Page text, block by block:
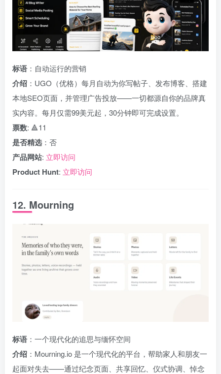
标语 ：自动运行的营销
介绍 ：UGO（优格）每月自动为你写帖子、发布博客、搭建
本地SEO页面，并管理广告投放——一切都源自你的品牌真
实内容。每月仅需99美元起，30分钟即可完成设置。
票数: 🔺11
是否精选 ：否
产品网站: 立即访问
Product Hunt: 立即访问
12. Mourning
标语 ：一个现代化的追思与缅怀空间
介绍 ：Mourning.io 是一个现代化的平台，帮助家人和朋友一
起面对失去——通过纪念页面、共享回忆、仪式协调、悼念